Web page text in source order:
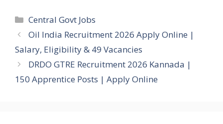
Categories
Central Govt Jobs
Oil India Recruitment 2026 Apply Online |
Salary, Eligibility & 49 Vacancies
DRDO GTRE Recruitment 2026 Kannada |
150 Apprentice Posts | Apply Online